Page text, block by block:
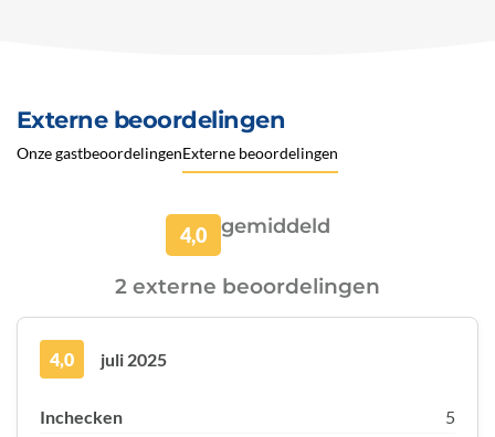
Externe beoordelingen
Onze gastbeoordelingenExterne beoordelingen
4,0 gemiddeld
2 externe beoordelingen
4,0 juli 2025
Inchecken
5